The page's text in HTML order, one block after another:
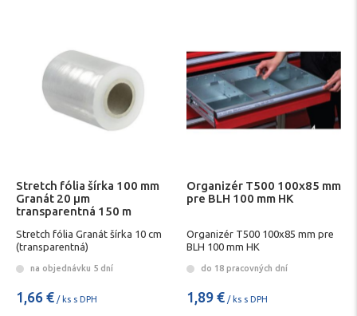
Stretch fólia šírka 100 mm
Granát 20 µm
transparentná 150 m
Stretch fólia Granát šírka 10 cm
(transparentná)
na objednávku 5 dní
1,66 € / ks s DPH
Organizér T500 100x85 mm
pre BLH 100 mm HK
Organizér T500 100x85 mm pre
BLH 100 mm HK
do 18 pracovných dní
1,89 € / ks s DPH